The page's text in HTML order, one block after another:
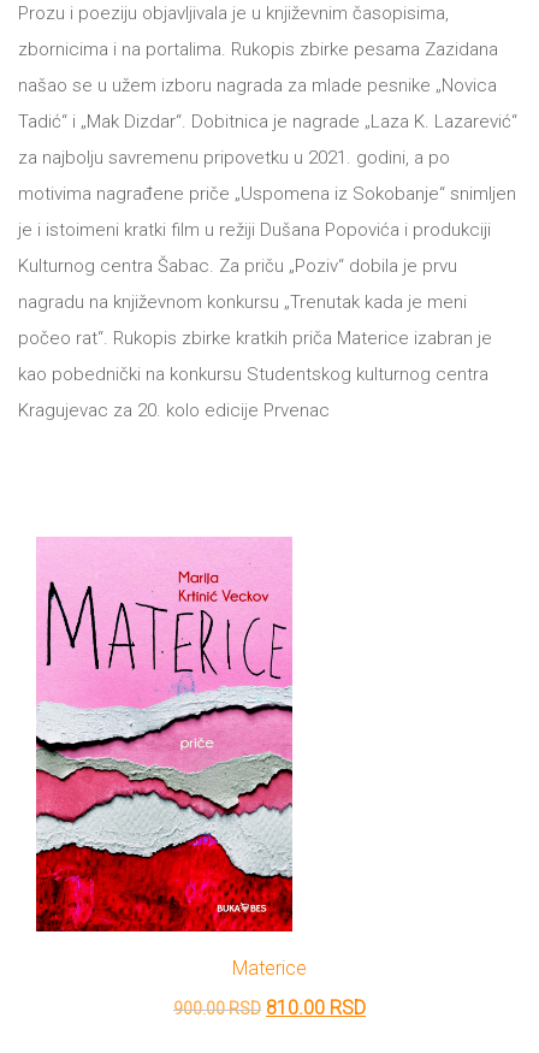
Poezija!
Prozu i poeziju objavljivala je u književnim časopisima,
zbornicima i na portalima. Rukopis zbirke pesama Zazidana
našao se u užem izboru nagrada za mlade pesnike „Novica
Tadić“ i „Mak Dizdar“. Dobitnica je nagrade „Laza K. Lazarević“
za najbolju savremenu pripovetku u 2021. godini, a po
motivima nagrađene priče „Uspomena iz Sokobanje“ snimljen
je i istoimeni kratki film u režiji Dušana Popovića i produkciji
Kulturnog centra Šabac. Za priču „Poziv“ dobila je prvu
nagradu na književnom konkursu „Trenutak kada je meni
počeo rat“. Rukopis zbirke kratkih priča Materice izabran je
kao pobednički na konkursu Studentskog kulturnog centra
Kragujevac za 20. kolo edicije Prvenac
Materice
900.00RSD Originalna
810.00 RSDTrenutna